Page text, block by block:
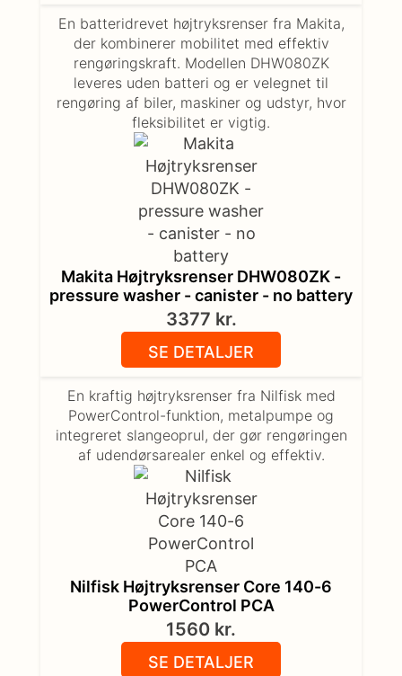
Makita Højtryksrenser DHW080ZK -
pressure washer - canister - no battery
En batteridrevet højtryksrenser fra Makita,
der kombinerer mobilitet med effektiv
rengøringskraft. Modellen DHW080ZK
leveres uden batteri og er velegnet til
rengøring af biler, maskiner og udstyr, hvor
fleksibilitet er vigtig.
3377 kr.
SE DETALJER
Nilfisk Højtryksrenser Core 140-6
PowerControl PCA
En kraftig højtryksrenser fra Nilfisk med
PowerControl-funktion, metalpumpe og
integreret slangeoprul, der gør rengøringen
af udendørsarealer enkel og effektiv.
1560 kr.
SE DETALJER